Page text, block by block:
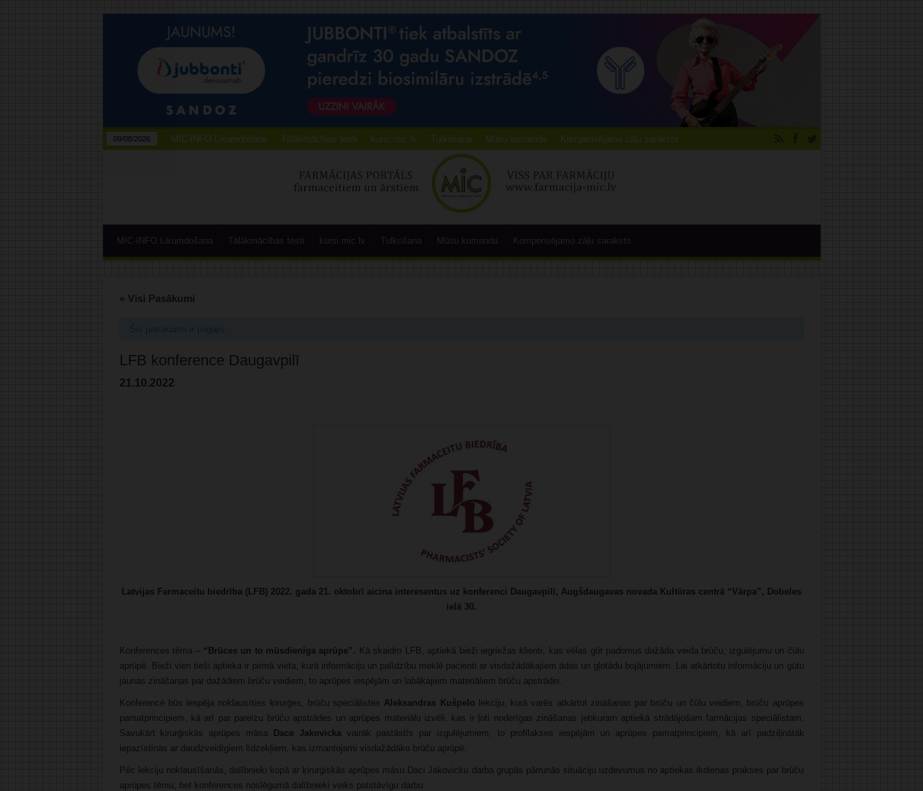
09/08/2026 MIC-INFO Likumdošana Tālākmācības testi kursi.mic.lv Tulkošana Mūsu komanda Kompensējamo zāļu saraksts
MIC-INFO Likumdošana Tālākmācības testi kursi.mic.lv Tulkošana Mūsu komanda Kompensējamo zāļu saraksts
« Visi Pasākumi
Šis pasākums ir pagājis.
LFB konference Daugavpilī
21.10.2022
Latvijas Farmaceitu biedrība (LFB) 2022. gada 21. oktobrī aicina interesentus uz konferenci Daugavpilī, Augšdaugavas novada Kultūras centrā “Vārpa”, Dobeles
ielā 30.
Konferences tēma – “Brūces un to mūsdienīga aprūpe” .
Kā skaidro LFB, aptiekā bieži iegriežas klienti, kas vēlas gūt padomus dažāda veida brūču, izgulējumu un čūlu
aprūpē. Bieži vien tieši aptieka ir pirmā vieta, kurā informāciju un palīdzību meklē pacienti ar visdažādākajiem ādas un gļotādu bojājumiem. Lai atkārtotu informāciju un gūtu
jaunas zināšanas par dažādiem brūču veidiem, to aprūpes iespējām un labākajiem materiāliem brūču apstrādei.
Konferencē būs iespēja noklausīties ķirurģes, brūču speciālistes Aleksandras Kušpelo lekciju, kurā varēs atkārtot zināšanas par brūču un čūlu veidiem, brūču aprūpes
pamatprincipiem, kā arī par pareizu brūču apstrādes un aprūpes materiālu izvēli, kas ir ļoti noderīgas zināšanas jebkuram aptiekā strādājošam farmācijas speciālistam.
Savukārt ķirurģiskās aprūpes māsa
Dace Jakovicka vairāk pastāstīs par izgulējumiem, to profilakses iespējām un aprūpes pamatprincipiem, kā arī padziļinātāk
iepazīstinās ar daudzveidīgiem līdzekļiem, kas izmantojami visdažādāko brūču aprūpē.
Pēc lekciju noklausīšanās, dalībnieki kopā ar ķirurģiskās aprūpes māsu Daci Jakovicku darba grupās pārrunās situāciju uzdevumus no aptiekas ikdienas prakses par brūču
aprūpes tēmu, bet konferences noslēgumā dalībnieki veiks patstāvīgu darbu.